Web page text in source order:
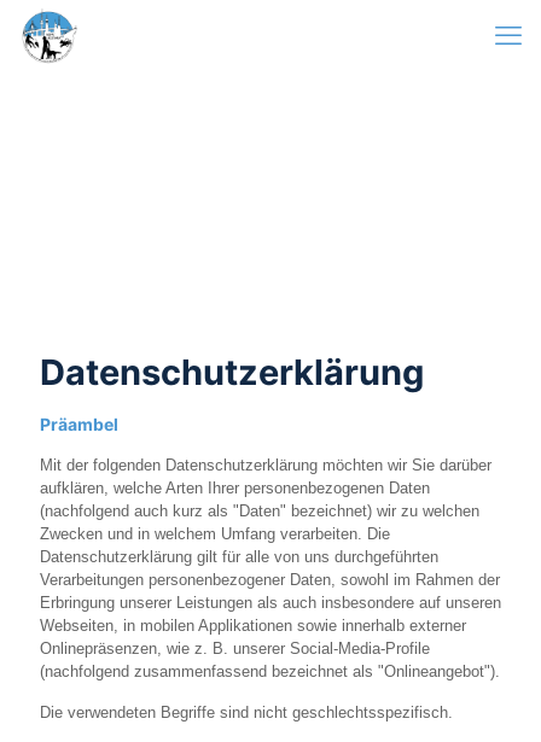
Datenschutzerklärung
Präambel
Mit der folgenden Datenschutzerklärung möchten wir Sie darüber
aufklären, welche Arten Ihrer personenbezogenen Daten
(nachfolgend auch kurz als "Daten" bezeichnet) wir zu welchen
Zwecken und in welchem Umfang verarbeiten. Die
Datenschutzerklärung gilt für alle von uns durchgeführten
Verarbeitungen personenbezogener Daten, sowohl im Rahmen der
Erbringung unserer Leistungen als auch insbesondere auf unseren
Webseiten, in mobilen Applikationen sowie innerhalb externer
Onlinepräsenzen, wie z. B. unserer Social-Media-Profile
(nachfolgend zusammenfassend bezeichnet als "Onlineangebot").
Die verwendeten Begriffe sind nicht geschlechtsspezifisch.